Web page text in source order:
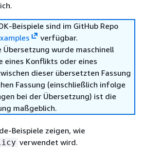
Beispiele sind im GitHub Repo
verfügbar.
Übersetzung wurde maschinell
eines Konflikts oder eines
dieser übersetzten Fassung
Fassung (einschließlich infolge
bei der Übersetzung) ist die
maßgeblich.
Beispiele zeigen, wie
verwendet wird.